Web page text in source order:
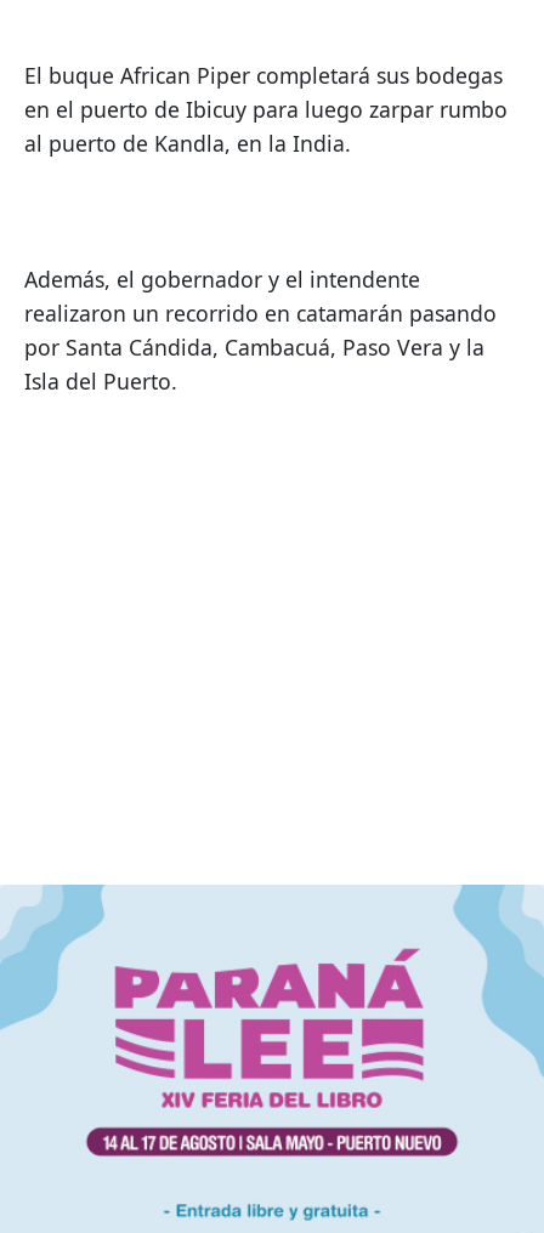
El buque African Piper completará sus bodegas
en el puerto de Ibicuy para luego zarpar rumbo
al puerto de Kandla, en la India.
Además, el gobernador y el intendente
realizaron un recorrido en catamarán pasando
por Santa Cándida, Cambacuá, Paso Vera y la
Isla del Puerto.